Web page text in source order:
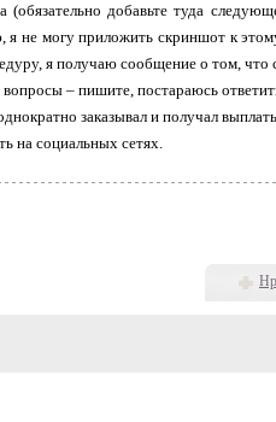
добавьте туда
не могу приложить скриншот к
я получаю сообщение о том, что
– пишите, постараюсь
заказывал и получал
на социальных сетях.